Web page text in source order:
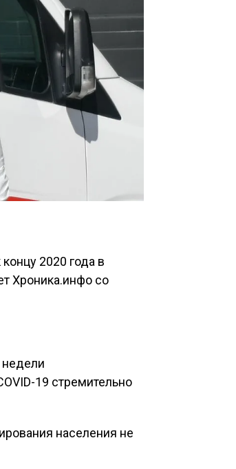
2020 года в
Хроника.инфо со
недели
19 стремительно
населения не